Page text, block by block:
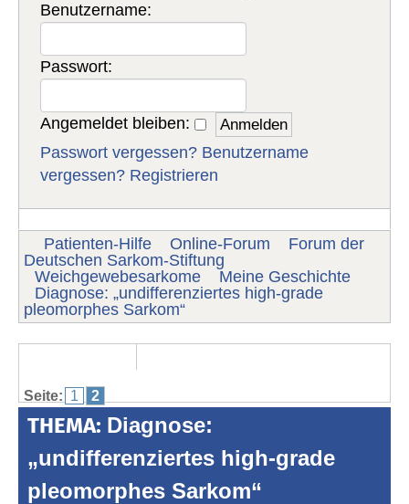
Benutzername:
Passwort:
Angemeldet bleiben:
Passwort vergessen? Benutzername
vergessen? Registrieren
Patienten-Hilfe Online-Forum
Forum der
Deutschen Sarkom-Stiftung
Weichgewebesarkome
Meine Geschichte
Diagnose: „undifferenziertes high-grade
pleomorphes Sarkom“
Seite: 1 2
THEMA: Diagnose:
„undifferenziertes high-grade
pleomorphes Sarkom“